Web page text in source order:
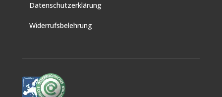
Datenschutzerklärung
Widerrufsbelehrung